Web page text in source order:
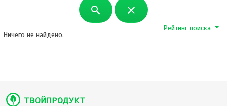
search close
Рейтинг поиска
Ничего не найдено.